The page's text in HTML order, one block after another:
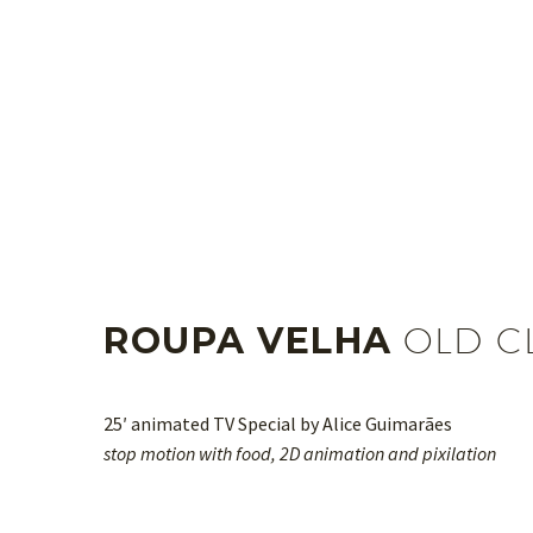
ROUPA VELHA OLD
25′ animated TV Special by Alice Guimarães
stop motion with food, 2D animation and pixilation